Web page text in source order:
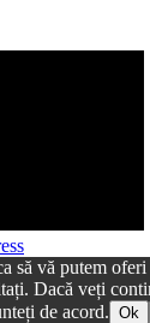
să vă putem
Dacă veți
de acord. Ok